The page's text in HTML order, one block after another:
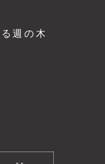
週の木